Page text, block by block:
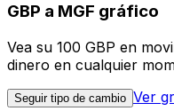
GBP a MGF gráfico
Vea su 100 GBP en
dinero en cualquier
Seguir tipo de cambio Ver